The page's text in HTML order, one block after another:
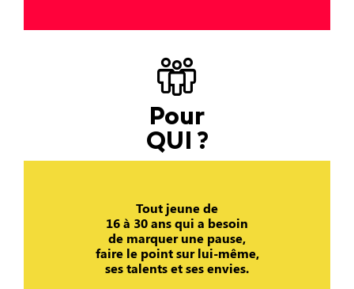
Pour
QUI ?
Tout jeune de
16 à 30 ans qui a besoin
de marquer une pause,
faire le point sur lui-même,
ses talents et ses envies.